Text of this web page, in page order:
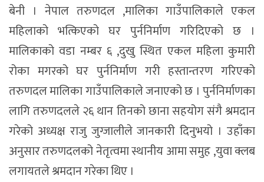
बेनी । नेपाल तरुणदल ,मालिका गाउँपालिकाले एकल
महिलाको भत्किएको घर पुर्ननिर्माण गरिदिएको छ ।
मालिकाको वडा नम्बर ६ ,दुखु स्थित एकल महिला कुमारी
रोका मगरको घर पुर्ननिर्माण गरी हस्तान्तरण गरिएको
तरुणदल मालिका गाउँपालिकाले जनाएको छ । पुर्ननिर्माणका
लागि तरुणदलले २६ थान तिनको छाना सहयोग संगै श्रमदान
गरेको अध्यक्ष राजु जुग्जालीले जानकारी दिनुभयो । उहाँका
अनुसार तरुणदलको नेतृत्वमा स्थानीय आमा समुह ,युवा क्लब
लगायतले श्रमदान गरेका थिए ।